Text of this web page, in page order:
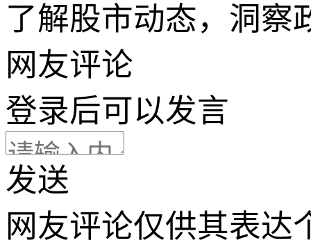
了解股市动态，洞察
网友评论
登录后可以发言
发送
网友评论仅供其表达